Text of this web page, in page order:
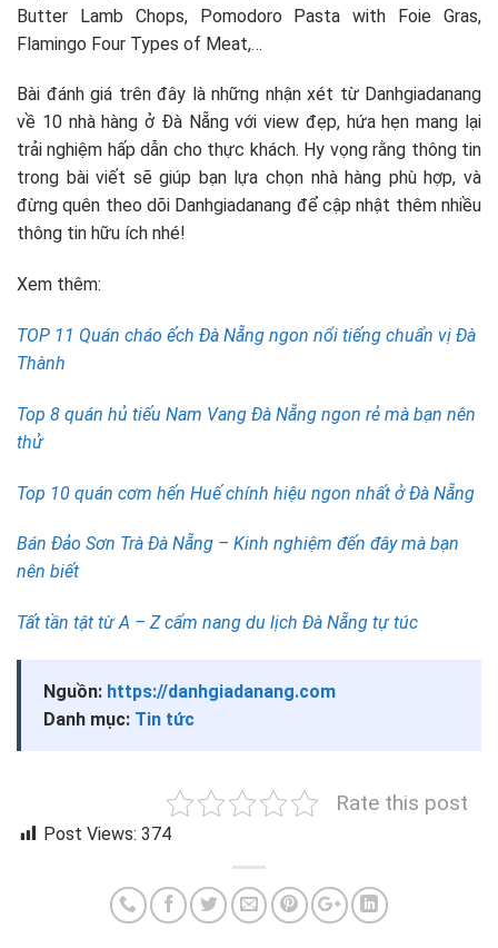
Butter Lamb Chops, Pomodoro Pasta with Foie Gras,
Flamingo Four Types of Meat,…
Bài đánh giá trên đây là những nhận xét từ Danhgiadanang
về 10 nhà hàng ở Đà Nẵng với view đẹp, hứa hẹn mang lại
trải nghiệm hấp dẫn cho thực khách. Hy vọng rằng thông tin
trong bài viết sẽ giúp bạn lựa chọn nhà hàng phù hợp, và
đừng quên theo dõi Danhgiadanang để cập nhật thêm nhiều
thông tin hữu ích nhé!
Xem thêm:
TOP 11 Quán cháo ếch Đà Nẵng ngon nổi tiếng chuẩn vị Đà
Thành
Top 8 quán hủ tiếu Nam Vang Đà Nẵng ngon rẻ mà bạn nên
thử
Top 10 quán cơm hến Huế chính hiệu ngon nhất ở Đà Nẵng
Bán Đảo Sơn Trà Đà Nẵng – Kinh nghiệm đến đây mà bạn
nên biết
Tất tần tật từ A – Z cẩm nang du lịch Đà Nẵng tự túc
Nguồn: https://danhgiadanang.com
Danh mục: Tin tức
Rate this post
Post Views: 374